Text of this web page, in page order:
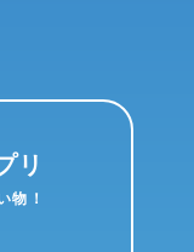
リ
物！